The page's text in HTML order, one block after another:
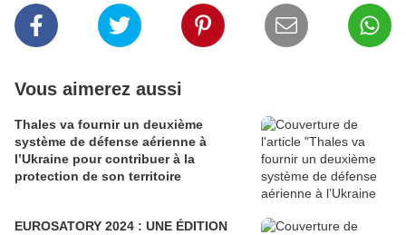
Vous aimerez aussi
Thales va fournir un deuxième
système de défense aérienne à
l’Ukraine pour contribuer à la
protection de son territoire
EUROSATORY 2024 : UNE ÉDITION